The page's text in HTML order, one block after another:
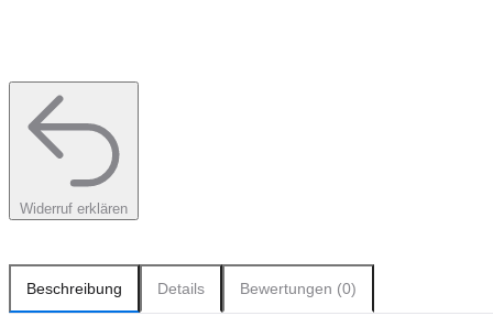
Widerruf erklären
Beschreibung Details Bewertungen (0)